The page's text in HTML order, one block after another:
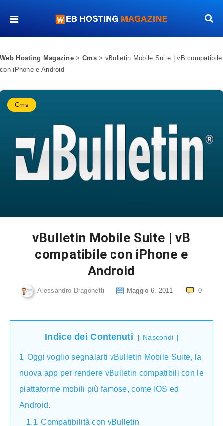
Web Hosting Magazine > Cms> vBulletin Mobile Suite | vB compatibile
con iPhone e Android
Cms
vBulletin Mobile Suite | vB
compatibile con iPhone e
Android
Alessandro Dragonetti Maggio 6, 2011 0
Indice dei Contenuti Nascondi
1 Oggi voglio segnalarti vBulletin Mobile Suite, la
nuova app per rendere vBulletin compatibili con le
piattaforme mobili più famose, come IOS ed
Android.
1.1 Compatibilità con vBulletin